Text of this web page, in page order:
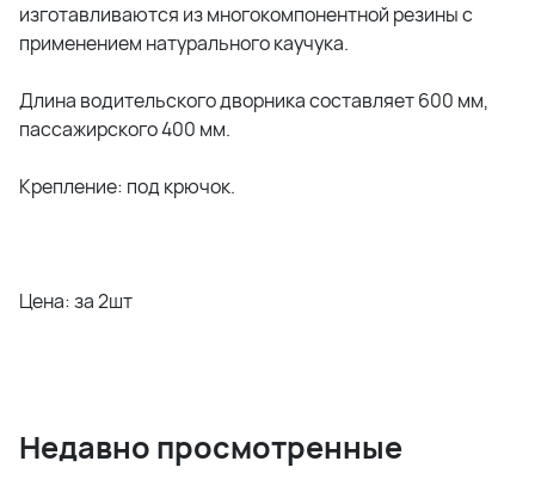
изготавливаются из многокомпонентной резины с
применением натурального каучука.
Длина водительского дворника составляет 600 мм,
пассажирского 400 мм.
Крепление: под крючок.
Цена: за 2шт
Недавно просмотренные